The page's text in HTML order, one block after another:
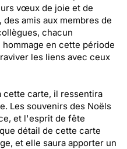
vœux de joie et de
amis aux membres de
chacun
en cette période
les liens avec ceux
cette carte, il ressentira
Les souvenirs des Noëls
et l'esprit de fête
détail de cette carte
et elle saura apporter un